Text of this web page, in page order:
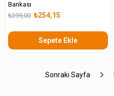
Bankası
₺254,15
₺299,00
Sepete Ekle
Sonraki Sayfa